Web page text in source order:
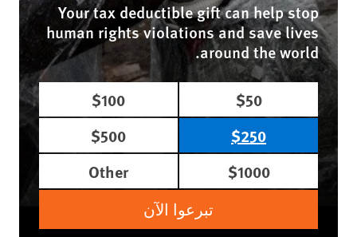
Your tax deductible gift can help stop
human rights violations and save lives
around the world.
$50
$100
$250
$500
$1000
Other
تبرعوا الآن